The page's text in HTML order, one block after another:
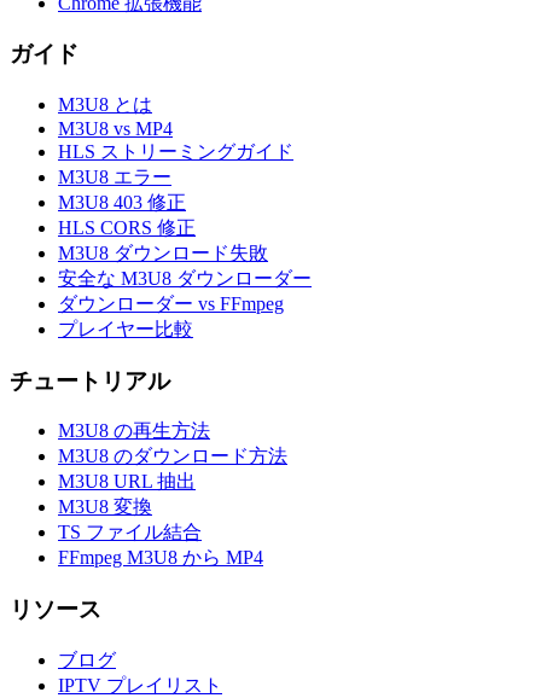
ガイド
M3U8 とは
M3U8 vs MP4
HLS ストリーミングガイド
M3U8 エラー
M3U8 403 修正
HLS CORS 修正
M3U8 ダウンロード失敗
安全な M3U8 ダウンローダー
ダウンローダー vs FFmpeg
プレイヤー比較
チュートリアル
M3U8 の再生方法
M3U8 のダウンロード方法
M3U8 URL 抽出
M3U8 変換
TS ファイル結合
FFmpeg M3U8 から MP4
リソース
ブログ
IPTV プレイリスト